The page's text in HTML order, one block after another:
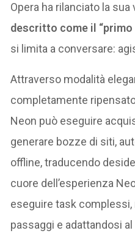
Opera ha rilanciato la sua
descritto come il “primo
si limita a conversare:
Attraverso modalità
completamente
Neon può eseguire
generare bozze di siti,
offline, traducendo
cuore dell’esperienza
eseguire task
passaggi e adattandosi